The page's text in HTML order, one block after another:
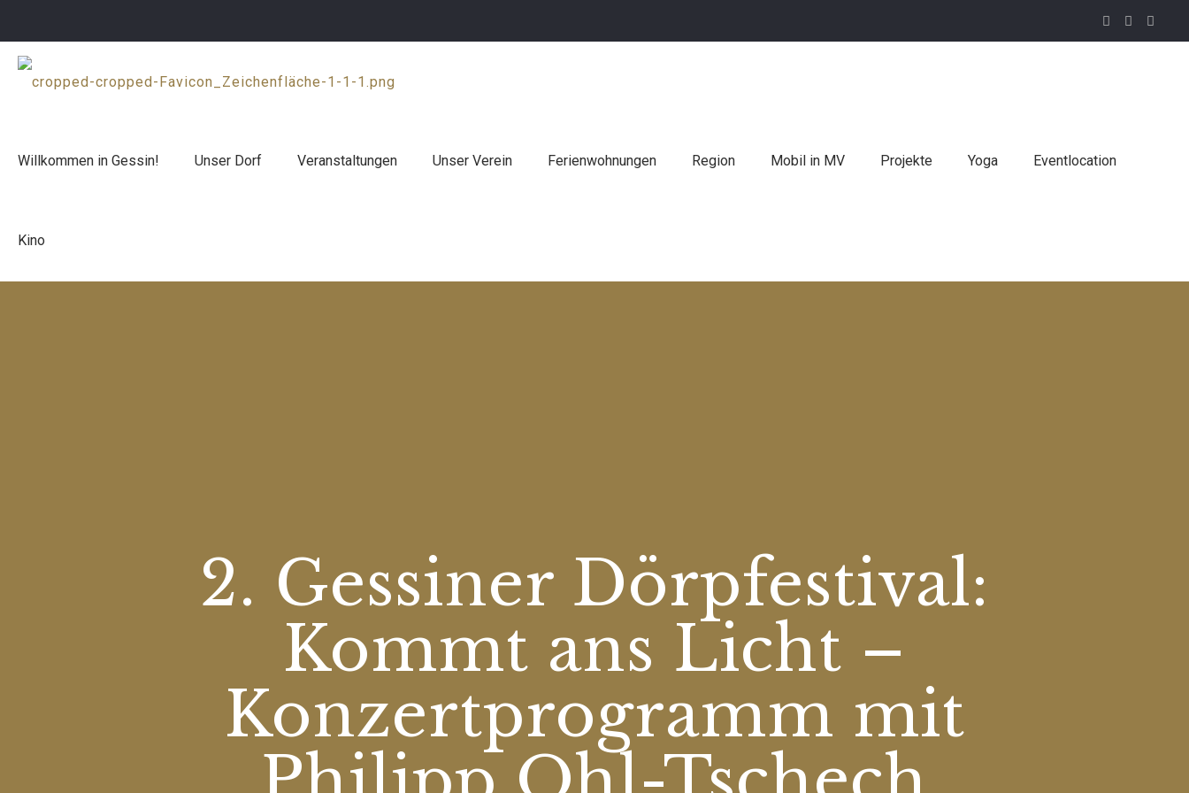
Willkommen in Gessin! Unser Dorf Veranstaltungen Unser Verein Ferienwohnungen Region Mobil in MV Projekte Yoga Eventlocation
Kino
2. Gessiner Dörpfestival:
Kommt ans Licht –
Konzertprogramm mit